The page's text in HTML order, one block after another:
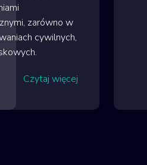
zarówno w
cywilnych,
Czytaj więcej